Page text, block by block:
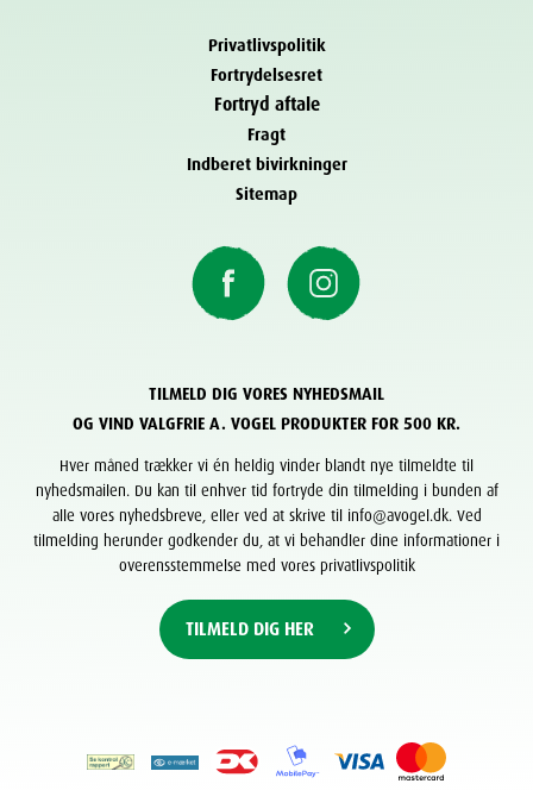
Privatlivspolitik
Fortrydelsesret
Fortryd aftale
Fragt
Indberet bivirkninger
Sitemap
TILMELD DIG VORES NYHEDSMAIL
OG VIND VALGFRIE A. VOGEL PRODUKTER FOR 500 KR.
Hver måned trækker vi én heldig vinder blandt nye tilmeldte til
nyhedsmailen. Du kan til enhver tid fortryde din tilmelding i bunden af
alle vores nyhedsbreve, eller ved at skrive til info@avogel.dk. Ved
tilmelding herunder godkender du, at vi behandler dine informationer i
overensstemmelse med vores privatlivspolitik
TILMELD DIG HER